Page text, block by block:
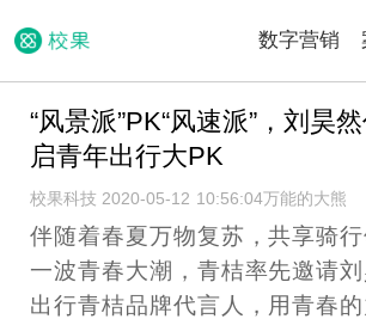
数字营销
“风景派”PK“风速派”，刘昊
启青年出行大PK
校果科技 2020-05-12 10:56:04万能的大熊
伴随着春夏万物复苏，共享骑
一波青春大潮，青桔率先邀请
出行青桔品牌代言人，用青春